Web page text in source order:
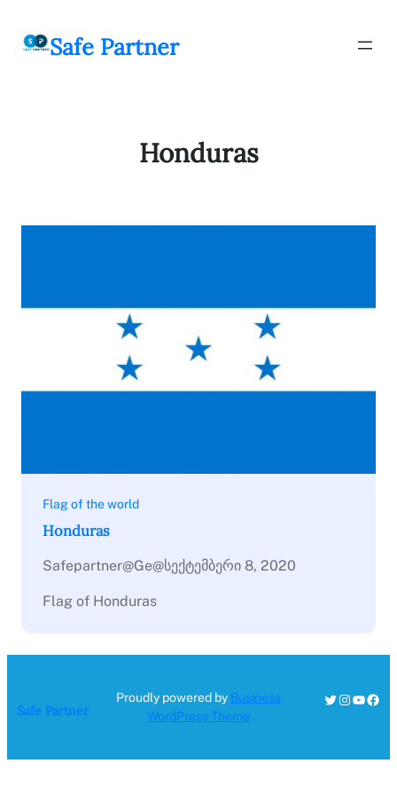
გადასვლაSafe Partner
Honduras
Flag of the world
Honduras
Safepartner@ge@სექტემბერი 8, 2020
Flag of Honduras
Safe Partner
Proudly powered by Business
WordPress Theme
Twitter